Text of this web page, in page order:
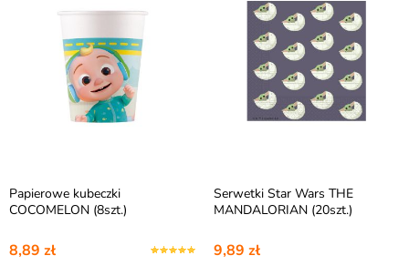
Papierowe kubeczki
COCOMELON (8szt.)
8,89 zł
Serwetki Star Wars THE
MANDALORIAN (20szt.)
9,89 zł